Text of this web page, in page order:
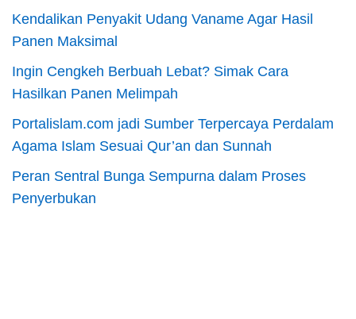
Kendalikan Penyakit Udang Vaname Agar Hasil
Panen Maksimal
Ingin Cengkeh Berbuah Lebat? Simak Cara
Hasilkan Panen Melimpah
Portalislam.com jadi Sumber Terpercaya Perdalam
Agama Islam Sesuai Qur’an dan Sunnah
Peran Sentral Bunga Sempurna dalam Proses
Penyerbukan